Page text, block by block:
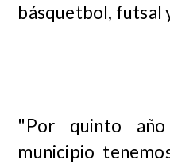
básquetbol, futsal
"Por quinto año
municipio